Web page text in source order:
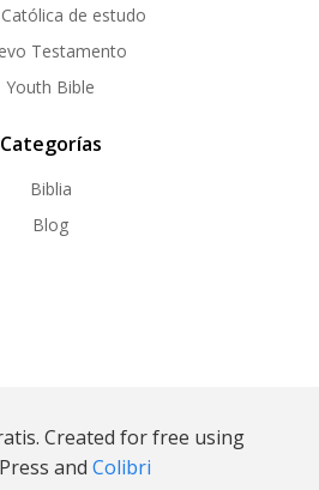
de estudo
Testamento
Youth Bible
Categorías
Biblia
Blog
Created for free using
and Colibri